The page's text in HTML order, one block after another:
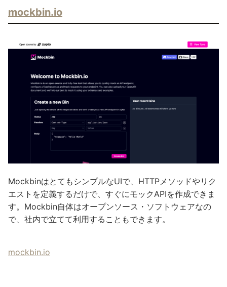
mockbin.io
MockbinはとてもシンプルなUIで、HTTPメソッドやリク
エストを定義するだけで、すぐにモックAPIを作成できま
す。Mockbin自体はオープンソース・ソフトウェアなの
で、社内で立てて利用することもできます。
mockbin.io